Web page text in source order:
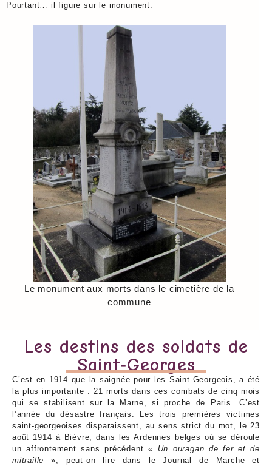
Le monument aux morts dans le cimetière de la
commune
Pourtant… il figure sur le monument.
Les destins des soldats de
Saint‑Georges
C’est en 1914 que la saignée pour les Saint-Georgeois, a été
la plus importante : 21 morts dans ces combats de cinq mois
qui se stabilisent sur la Marne, si proche de Paris. C’est
l’année du désastre français. Les trois premières victimes
saint-georgeoises disparaissent, au sens strict du mot, le 23
août 1914 à Bièvre, dans les Ardennes belges où se déroule
un affrontement sans précédent « Un ouragan de fer et de
mitraille », peut-on lire dans le Journal de Marche et